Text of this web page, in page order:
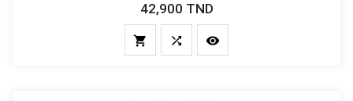
Prix
42,900 TND
  